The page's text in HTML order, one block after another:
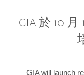
GIA 於 10
GIA will launch